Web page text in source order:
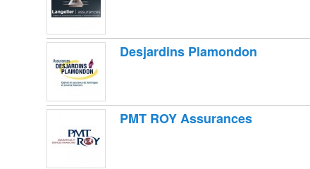
Desjardins Plamondon
PMT ROY Assurances